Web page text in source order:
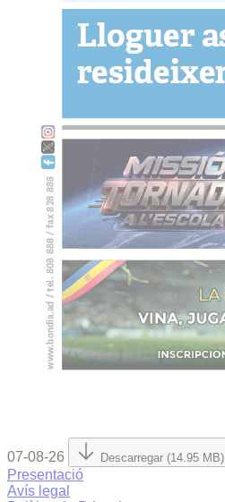
07-08-26 Descarregar (14.95 MB)
Presentació
Avís legal